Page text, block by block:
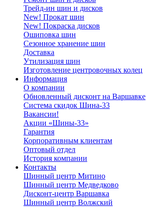
Трейд-ин шин и дисков
New! Прокат шин
New! Покраска дисков
Ошиповка шин
Сезонное хранение шин
Доставка
Утилизация шин
Изготовление центровочных колец
Информация
О компании
Обновленный дисконт на Варшавке
Система скидок Шина-33
Вакансии!
Акции «Шины-33»
Гарантия
Корпоративным клиентам
Оптовый отдел
История компании
Контакты
Шинный центр Митино
Шинный центр Медведково
Дисконт-центр Варшавка
Шинный центр Волжский